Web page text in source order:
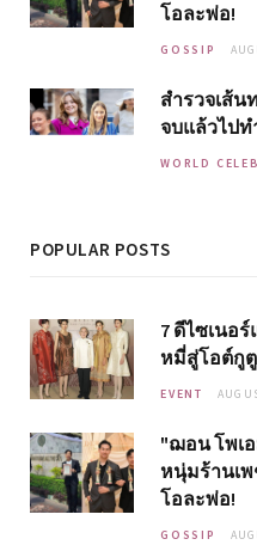
โอละพ่อ!
GOSSIP
สำรวจเส้น
จบแล้วไปท
WORLD CELEB
POPULAR POSTS
7 ดีไซเนอ
หมี่สู่โอต์กู
EVENT
"ฌอน โพเ
หนุ่มร้านเ
โอละพ่อ!
GOSSIP